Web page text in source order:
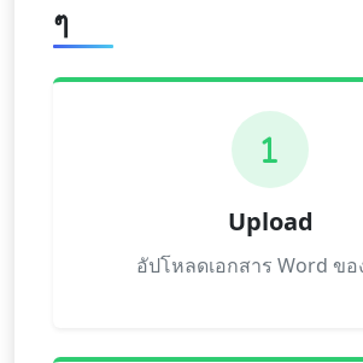
ๆ
1
Upload
อัปโหลดเอกสาร Word ข